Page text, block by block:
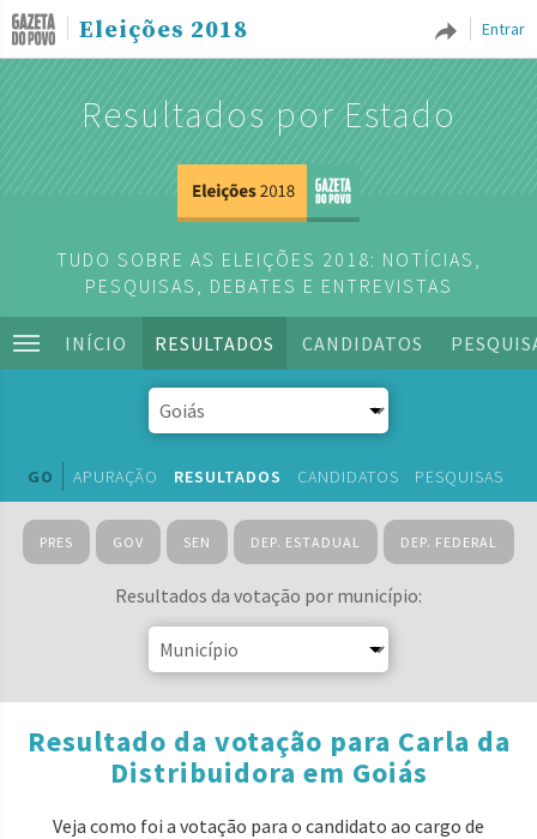
Entrar
Eleições 2018
Resultados por Estado
TUDO SOBRE AS ELEIÇÕES 2018: NOTÍCIAS,
PESQUISAS, DEBATES E ENTREVISTAS
INÍCIO RESULTADOS CANDIDATOS
GO APURAÇÃO RESULTADOS CANDIDATOS PESQUISAS
PRES GOV SEN DEP. ESTADUAL DEP. FEDERAL
Resultados da votação por município:
Resultado da votação para Carla da
Distribuidora em Goiás
Veja como foi a votação para o candidato ao cargo de